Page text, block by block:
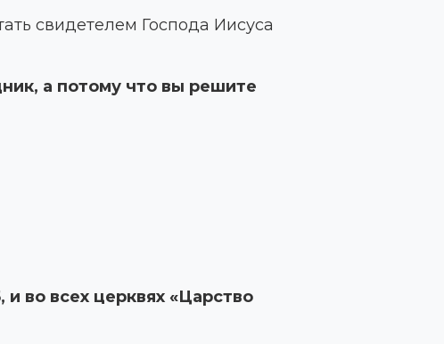
свидетелем Господа Иисуса
а потому что вы решите
и во всех церквях «Царство